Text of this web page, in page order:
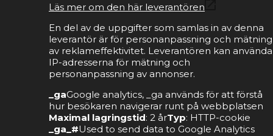
Läs mer om den här leverantören
En del av de uppgifter som samlas in av denna
leverantör är för personanpassning och mätning
av reklameffektivitet. Leverantören kan använda
IP-adresserna för mätning och
personanpassning av annonser.
_gaGoogle analytics, _ga används för att förstå
hur besökaren navigerar runt på webbplatsen
Maximal lagringstid: 2 årTyp: HTTP-cookie
_ga_#Used to send data to Google Analytics